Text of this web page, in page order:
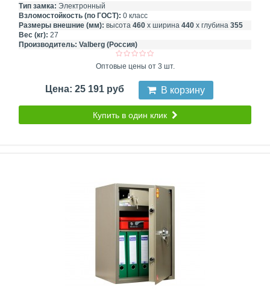
Тип замка: Электронный
Взломостойкость (по ГОСТ): 0 класс
Размеры внешние (мм): высота 460 х ширина 440 х глубина 355
Вес (кг): 27
Производитель: Valberg (Россия)
Оптовые цены от 3 шт.
Цена: 25 191 руб В корзину
Купить в один клик